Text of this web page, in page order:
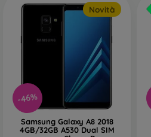
-46%
Novità
Samsung Galaxy A8 2018
4GB/32GB A530 Dual SIM